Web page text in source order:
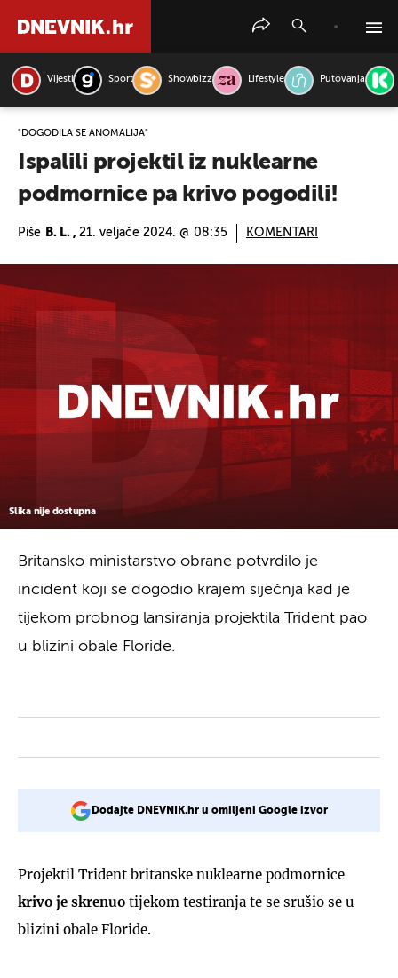
Vijesti Sport Showbizz Lifestyle Putovanja
"DOGODILA SE ANOMALIJA"
Ispalili projektil iz nuklearne
podmornice pa krivo pogodili!
Piše B. L. , 21. veljače 2024. @ 08:35 KOMENTARI
Slika nije dostupna
Britansko ministarstvo obrane potvrdilo je
incident koji se dogodio krajem siječnja kad je
tijekom probnog lansiranja projektila Trident pao
u blizini obale Floride.
Dodajte DNEVNIK.hr u omiljeni Google izvor
Projektil Trident britanske nuklearne podmornice
krivo je skrenuo tijekom testiranja te se srušio se u
blizini obale Floride.
PRETRAŽITE VIJESTI